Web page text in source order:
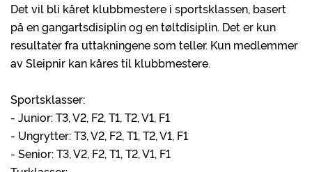
Det vil bli kåret klubbmestere i sportsklassen, basert
på en gangartsdisiplin og en tøltdisiplin. Det er kun
resultater fra uttakningene som teller. Kun medlemmer
av Sleipnir kan kåres til klubbmestere.
Sportsklasser:
- Junior: T3, V2, F2, T1, T2, V1, F1
- Ungrytter: T3, V2, F2, T1, T2, V1, F1
- Senior: T3, V2, F2, T1, T2, V1, F1